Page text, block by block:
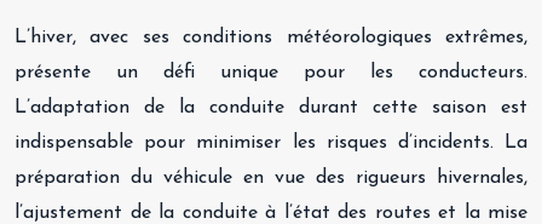
L’hiver, avec ses conditions météorologiques extrêmes,
présente un défi unique pour les conducteurs.
L’adaptation de la conduite durant cette saison est
indispensable pour minimiser les risques d’incidents. La
préparation du véhicule en vue des rigueurs hivernales,
l’ajustement de la conduite à l’état des routes et la mise